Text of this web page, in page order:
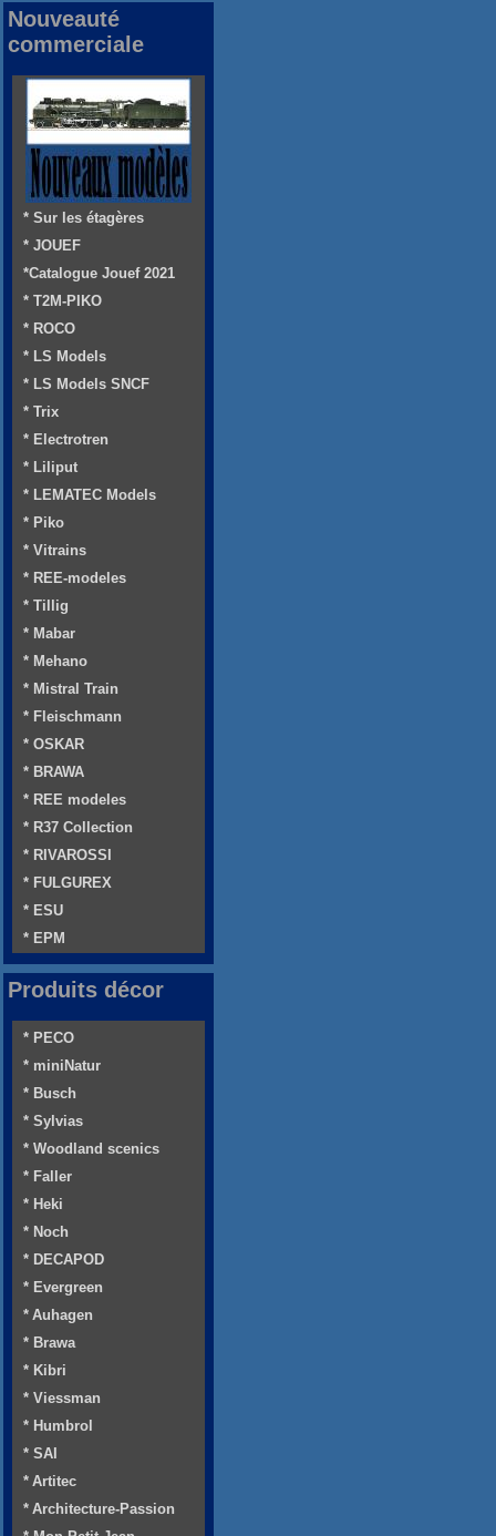
Nouveauté
commerciale
* Sur les étagères
* JOUEF
*Catalogue Jouef 2021
* T2M-PIKO
* ROCO
* LS Models
* LS Models SNCF
* Trix
* Electrotren
* Liliput
* LEMATEC Models
* Piko
* Vitrains
* REE-modeles
* Tillig
* Mabar
* Mehano
* Mistral Train
* Fleischmann
* OSKAR
* BRAWA
* REE modeles
* R37 Collection
* RIVAROSSI
* FULGUREX
* ESU
* EPM
Produits décor
* PECO
* miniNatur
* Busch
* Sylvias
* Woodland scenics
* Faller
* Heki
* Noch
* DECAPOD
* Evergreen
* Auhagen
* Brawa
* Kibri
* Viessman
* Humbrol
* SAI
* Artitec
* Architecture-Passion